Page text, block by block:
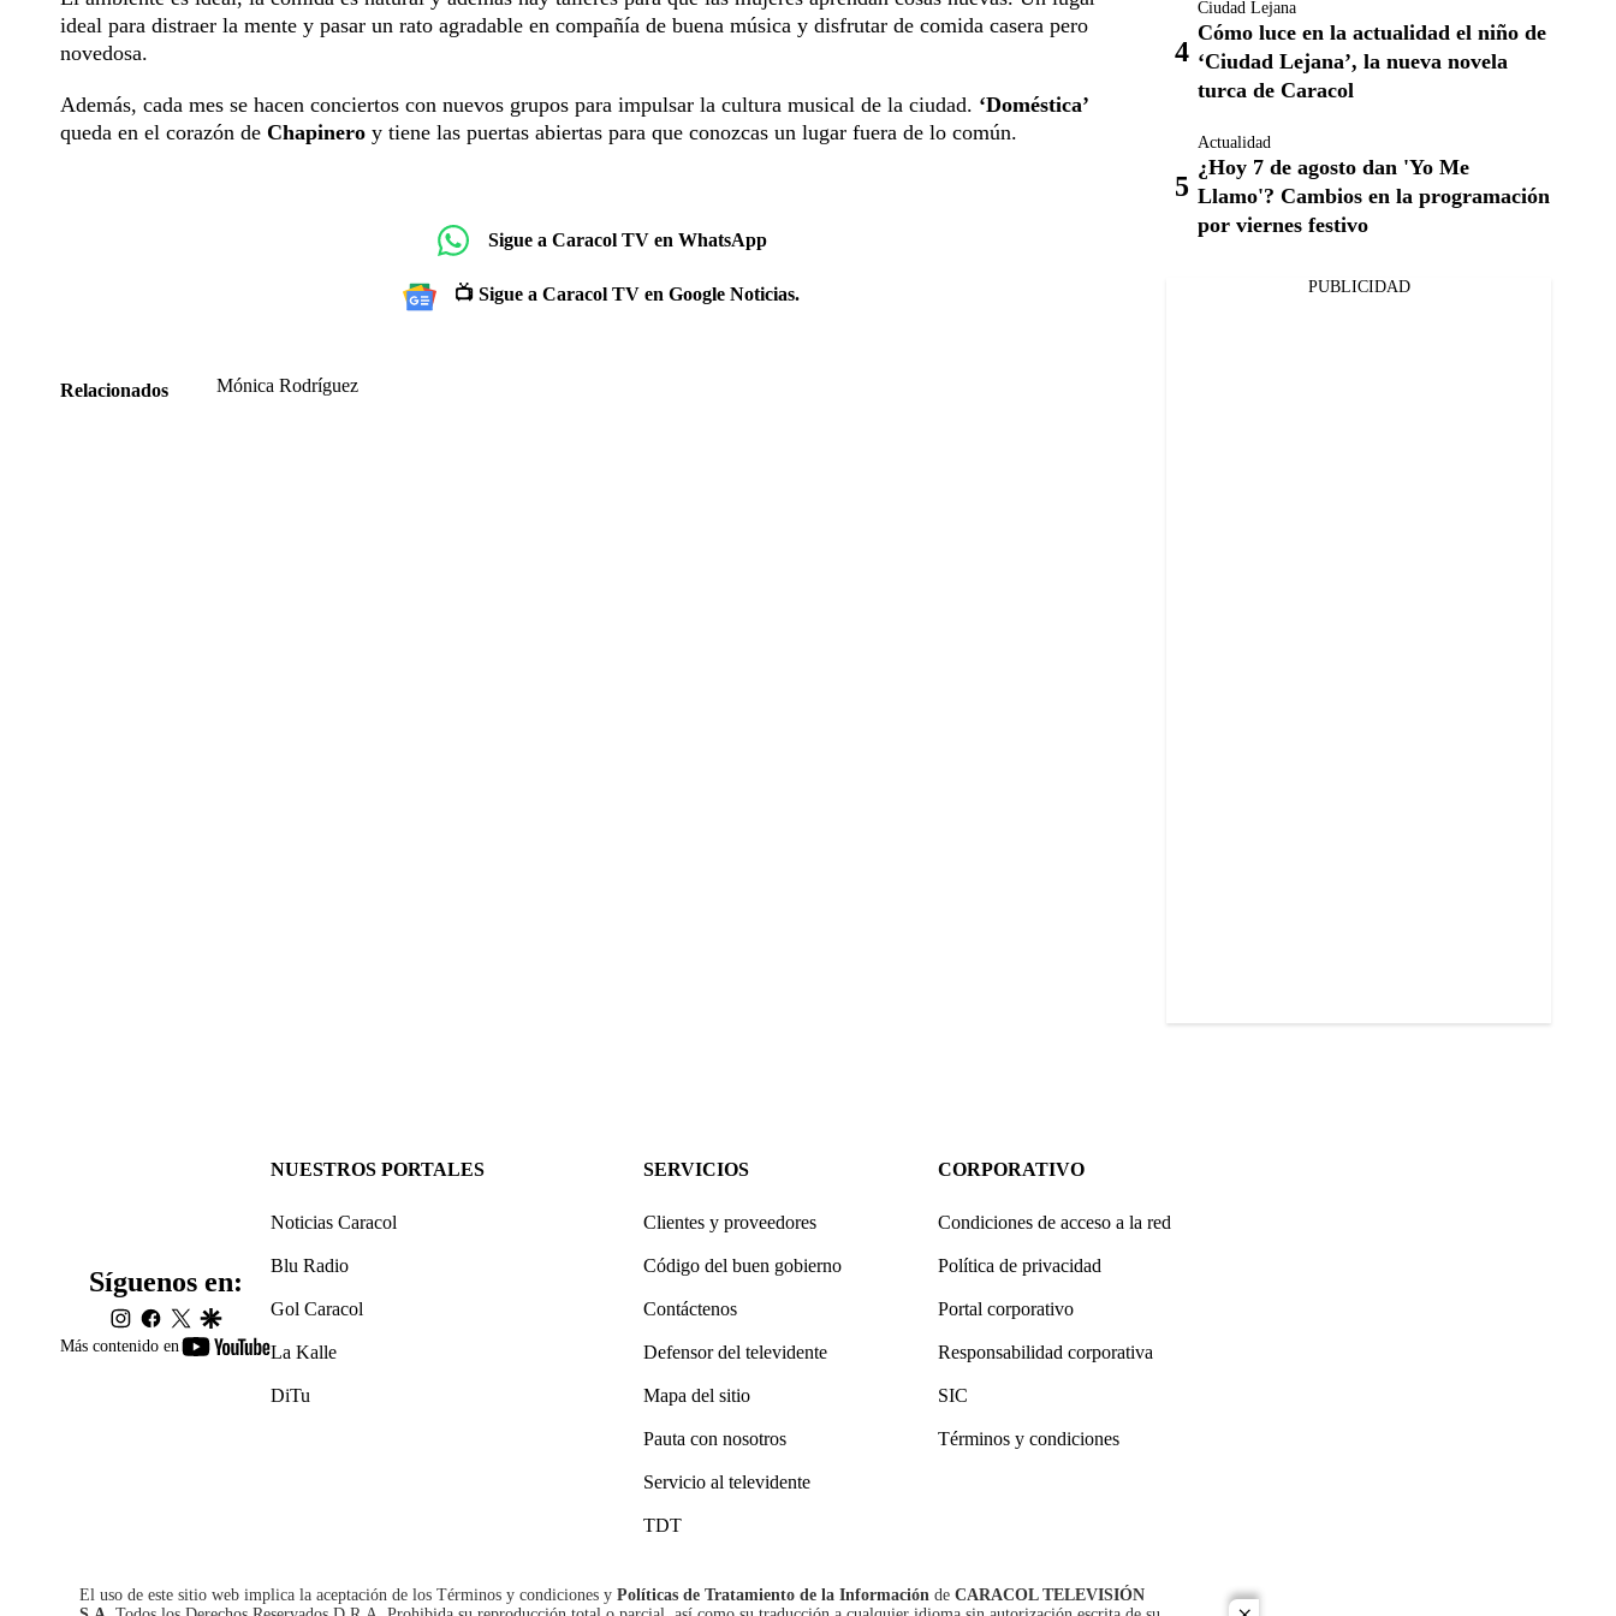
ideal para distraer la mente y pasar un rato agradable en compañía de buena música y disfrutar de comida casera pero
novedosa.
Además, cada mes se hacen conciertos con nuevos grupos para impulsar la cultura musical de la ciudad. ‘Doméstica’
queda en el corazón de Chapinero y tiene las puertas abiertas para que conozcas un lugar fuera de lo común.
Sigue a Caracol TV en WhatsApp
📺 Sigue a Caracol TV en Google Noticias.
Relacionados Mónica Rodríguez
Ciudad Lejana
Cómo luce en la actualidad el niño de
‘Ciudad Lejana’, la nueva novela
turca de Caracol
Actualidad
¿Hoy 7 de agosto dan 'Yo Me
Llamo'? Cambios en la programación
por viernes festivo
PUBLICIDAD
Más contenido en
youtube-
Síguenos en:
instagram
facebook
twittergoogle
NUESTROS PORTALES
Noticias Caracol
Blu Radio
Gol Caracol
La Kalle
DiTu
SERVICIOS
Clientes y proveedores
Código del buen gobierno
Contáctenos
Defensor del televidente
Mapa del sitio
Pauta con nosotros
Servicio al televidente
TDT
CORPORATIVO
Condiciones de acceso a la red
Política de privacidad
Portal corporativo
Responsabilidad corporativa
SIC
Términos y condiciones
El uso de este sitio web implica la aceptación de los Términos y condiciones y Políticas de Tratamiento de la Información de CARACOL TELEVISIÓN